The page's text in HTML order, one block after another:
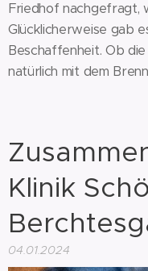
Friedhof nachgefragt,
Glücklicherweise gab
Beschaffenheit. Ob
natürlich mit dem
Klinik
04.01.2024